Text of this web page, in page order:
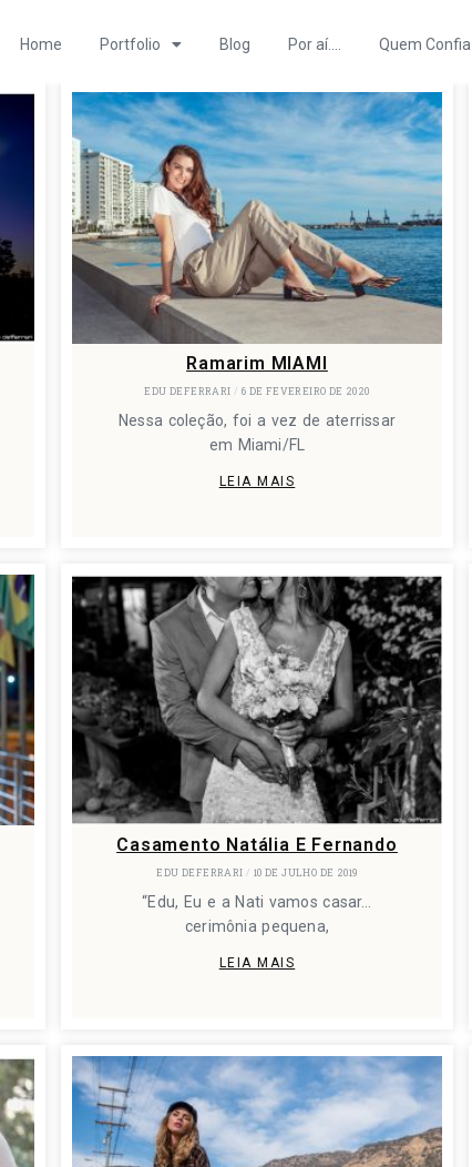
Home Portfolio Blog Por aí…. Quem Confia
Ramarim MIAMI
EDU DEFERRARI 6 DE FEVEREIRO DE 2020
Nessa coleção, foi a vez de aterrissar
em Miami/FL
LEIA MAIS
Casamento Natália E Fernando
EDU DEFERRARI 10 DE JULHO DE 2019
“Edu, Eu e a Nati vamos casar…
cerimônia pequena,
LEIA MAIS